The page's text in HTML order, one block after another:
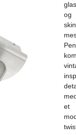
glas
og
et